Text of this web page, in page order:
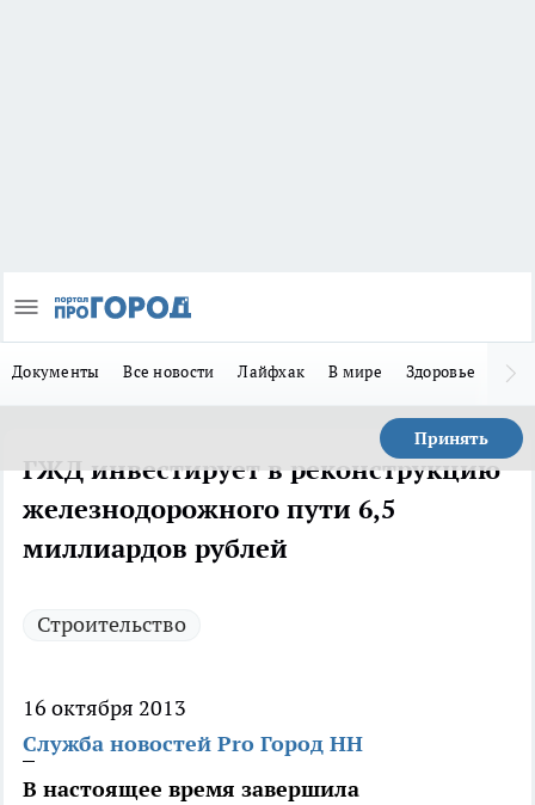
Документы Все новости Лайфхак В мире Здоровье
Принять
ГЖД инвестирует в реконструкцию
железнодорожного пути 6,5
миллиардов рублей
Строительство
16 октября 2013
Служба новостей Pro Город НН
В настоящее время завершила